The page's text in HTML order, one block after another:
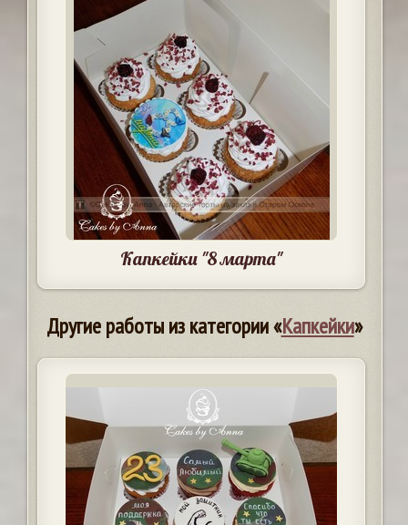
Капкейки "8 марта"
Другие работы из категории «Капкейки»